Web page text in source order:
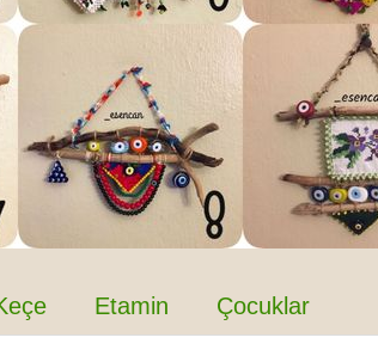
Etamin Çocuklar